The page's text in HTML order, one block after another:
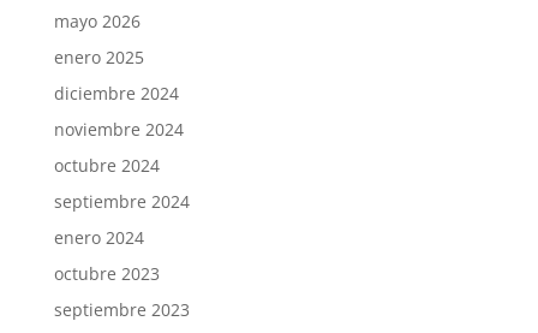
mayo 2026
enero 2025
diciembre 2024
noviembre 2024
octubre 2024
septiembre 2024
enero 2024
octubre 2023
septiembre 2023